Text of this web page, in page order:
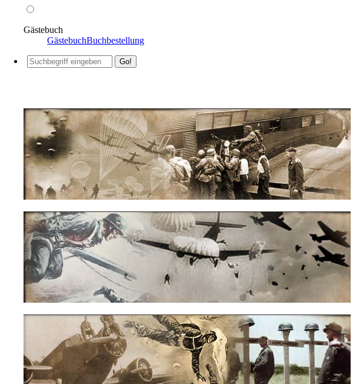
Gästebuch
GästebuchBuchbestellung